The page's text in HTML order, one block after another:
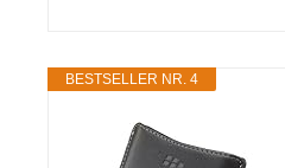
BESTSELLER NR. 4